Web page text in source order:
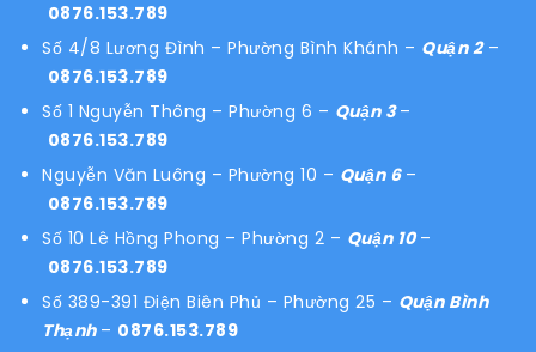
0876.153.789
Số 4/8 Lương Đình – Phường Bình Khánh – Quận 2–
0876.153.789
Số 1 Nguyễn Thông – Phường 6 – Quận 3–
0876.153.789
Nguyễn Văn Luông – Phường 10 – Quận 6 –
0876.153.789
Số 10 Lê Hồng Phong – Phường 2 – Quận 10 –
0876.153.789
Số 389-391 Điện Biên Phủ – Phường 25 – Quận Bình
Thạnh – 0876.153.789